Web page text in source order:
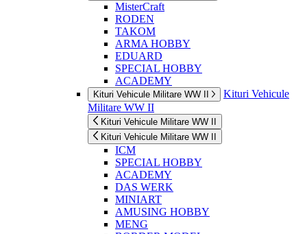
MisterCraft
RODEN
TAKOM
ARMA HOBBY
EDUARD
SPECIAL HOBBY
ACADEMY
Kituri Vehicule Militare WW II
Kituri Vehicule
Militare WW II
Kituri Vehicule Militare WW II
Kituri Vehicule Militare WW II
ICM
SPECIAL HOBBY
ACADEMY
DAS WERK
MINIART
AMUSING HOBBY
MENG